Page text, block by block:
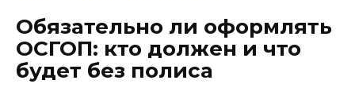
Обязательно ли оформлять
ОСГОП: кто должен и что
будет без полиса